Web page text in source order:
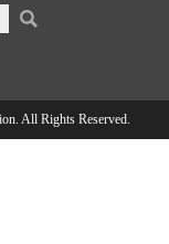
All Rights Reserved.